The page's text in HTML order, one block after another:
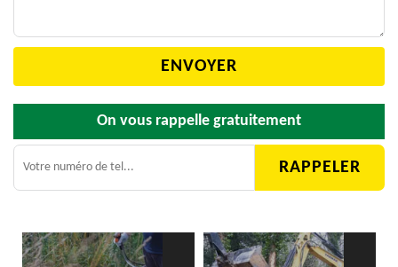
On vous rappelle gratuitement